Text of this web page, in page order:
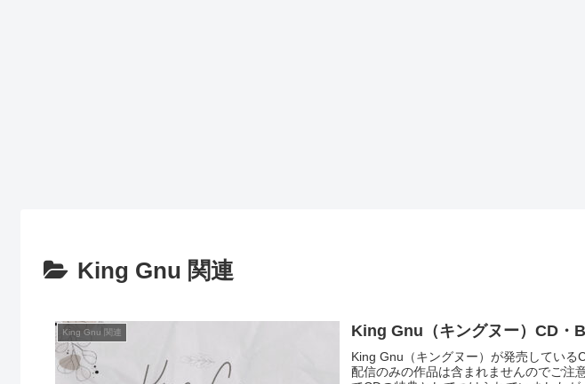
King Gnu 関連
King Gnu 関連 King Gnu（キングヌー）CD・
King Gnu（キングヌー）が発売している
配信のみの作品は含まれませんのでご注